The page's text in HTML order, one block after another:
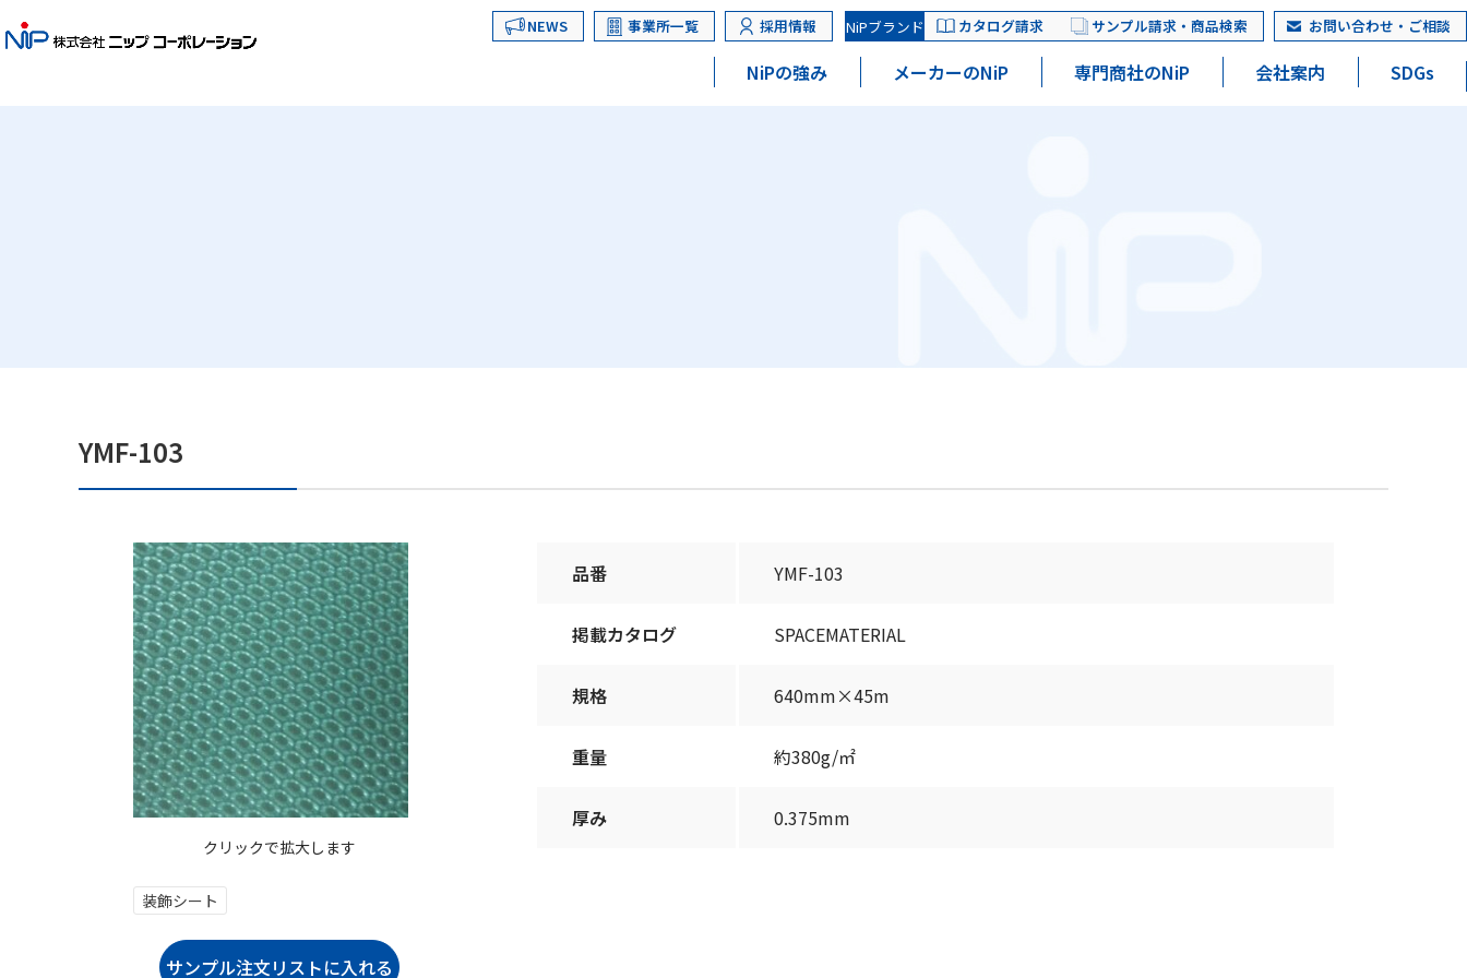
NEWS 事業所一覧 採用情報 NiPブランド カタログ請求 サンプル請求・商品検索 お問い合わせ・ご相談
NiPの強み メーカーのNiP 専門商社のNiP 会社案内 SDGs
YMF-103
クリックで拡大します
装飾シート
品番 YMF-103
掲載カタログ SPACEMATERIAL
規格 640mm×45m
重量 約380g/㎡
厚み 0.375mm